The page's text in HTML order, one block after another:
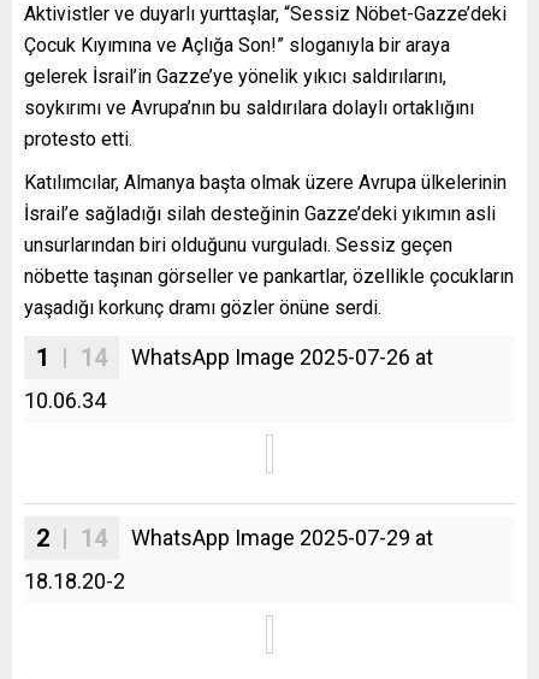
Aktivistler ve duyarlı yurttaşlar, “Sessiz Nöbet-Gazze’deki
Çocuk Kıyımına ve Açlığa Son!” sloganıyla bir araya
gelerek İsrail’in Gazze’ye yönelik yıkıcı saldırılarını,
soykırımı ve Avrupa’nın bu saldırılara dolaylı ortaklığını
protesto etti.
Katılımcılar, Almanya başta olmak üzere Avrupa ülkelerinin
İsrail’e sağladığı silah desteğinin Gazze’deki yıkımın asli
unsurlarından biri olduğunu vurguladı. Sessiz geçen
nöbette taşınan görseller ve pankartlar, özellikle çocukların
yaşadığı korkunç dramı gözler önüne serdi.
1 | 14
WhatsApp Image 2025-07-26 at
10.06.34
2 | 14
WhatsApp Image 2025-07-29 at
18.18.20-2